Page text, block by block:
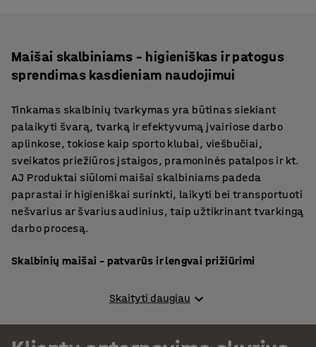
Maišai skalbiniams – higieniškas ir patogus
sprendimas kasdieniam naudojimui
Tinkamas skalbinių tvarkymas yra būtinas siekiant
palaikyti švarą, tvarką ir efektyvumą įvairiose darbo
aplinkose, tokiose kaip sporto klubai, viešbučiai,
sveikatos priežiūros įstaigos, pramoninės patalpos ir kt.
AJ Produktai siūlomi maišai skalbiniams padeda
paprastai ir higieniškai surinkti, laikyti bei transportuoti
nešvarius ar švarius audinius, taip užtikrinant tvarkingą
darbo procesą.
Skalbinių maišai – patvarūs ir lengvai prižiūrimi
Mūsų asortimente esantys skalbinių maišai yra
kasdieniam naudojimui atsparių audinių. Jie puikiai
tinka tiek lengviems drabužiams, tiek sunkesniems
Skaityti daugiau